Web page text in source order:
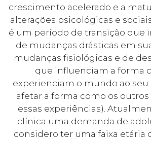
crescimento acelerado e a
alterações psicológicas e
é um período de transição que
de mudanças drásticas em
mudanças fisiológicas e de
que influenciam a forma
experienciam o mundo ao seu
afetar a forma como os
essas experiências).
clínica uma demanda de
considero ter uma faixa etária